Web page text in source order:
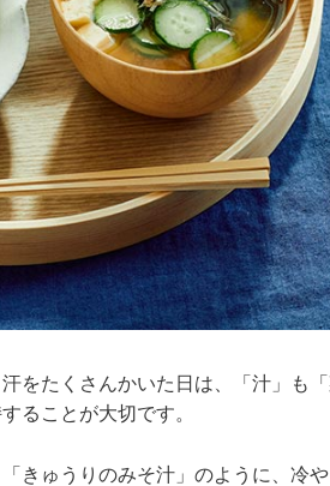
をたくさんかいた日は、「汁」も
ることが大切です。
きゅうりのみそ汁」のように、冷